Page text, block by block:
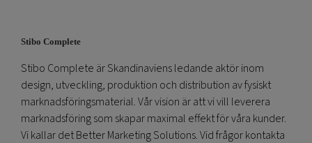
Stibo Complete
Stibo Complete är Skandinaviens ledande aktör inom
design, utveckling, produktion och distribution av fysiskt
marknadsföringsmaterial. Vår vision är att vi vill leverera
marknadsföring som skapar maximal effekt för våra kunder.
Vi kallar det Better Marketing Solutions. Vid frågor kontakta